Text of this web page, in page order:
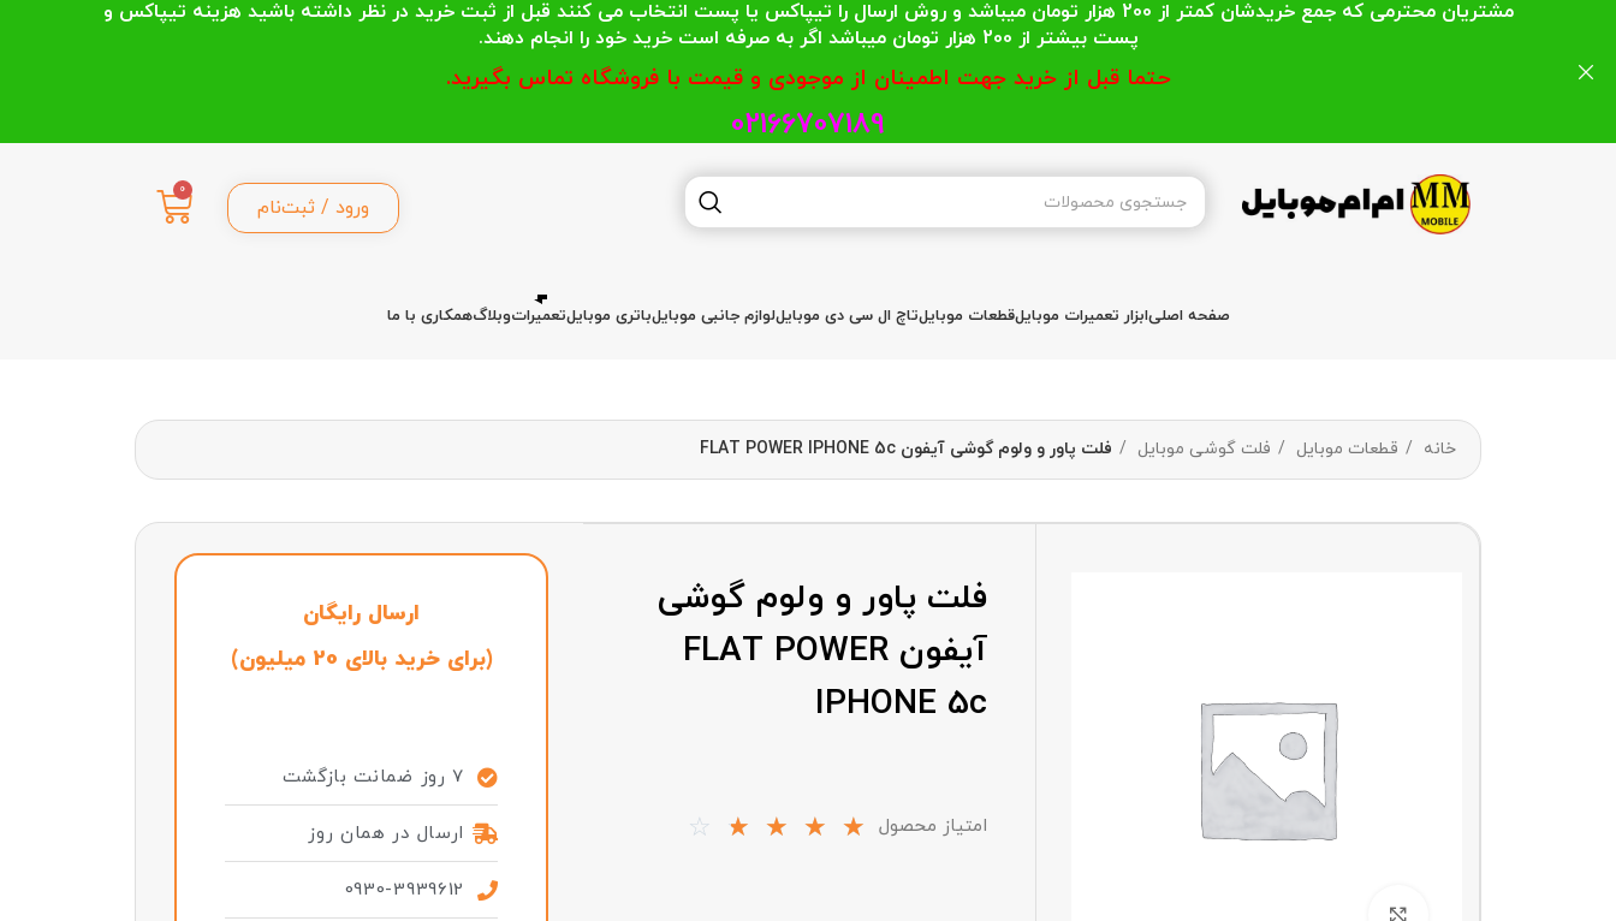
ورود / ثبت‌نام
0
صفحه اصلیابزار تعمیرات موبایلقطعات موبایلتاچ ال سی دی موبایللوازم جانبی موبایلباتری موبایلتعمیراتوبلاگهمکاری با ما
خانه قطعات موبایل فلت گوشی موبایل فلت پاور و ولوم گوشی آیفون FLAT POWER IPHONE 5c
فلت پاور و ولوم گوشی
آیفون FLAT POWER
IPHONE 5c
امتیاز محصول ☆
☆
☆
☆
☆
ارسال رایگان
(برای خرید بالای 20 میلیون)
7 روز ضمانت بازگشت
ارسال در همان روز
0930-3939612
مشتریان محترمی که جمع خریدشان کمتر از 200 هزار تومان میباشد و روش ارسال را تیپاکس یا پست انتخاب می کنند قبل از ثبت خرید در نظر داشته باشید هزینه تیپاکس و
پست بیشتر از 200 هزار تومان میباشد اگر به صرفه است خرید خود را انجام دهند.
حتما قبل از خرید جهت اطمینان از موجودی و قیمت با فروشگاه تماس بگیرید.
02166707189